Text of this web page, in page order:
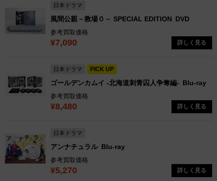
日本ドラマ
風間公親－教場０－ SPECIAL EDITION DVD
参考買取価格
¥7,090 詳しく見る
日本ドラマ PICK UP
ゴールデンカムイ -北海道刺青囚人争奪編- Blu-ray
参考買取価格
¥8,480 詳しく見る
日本ドラマ
アンナチュラル Blu-ray
参考買取価格
¥5,270 詳しく見る